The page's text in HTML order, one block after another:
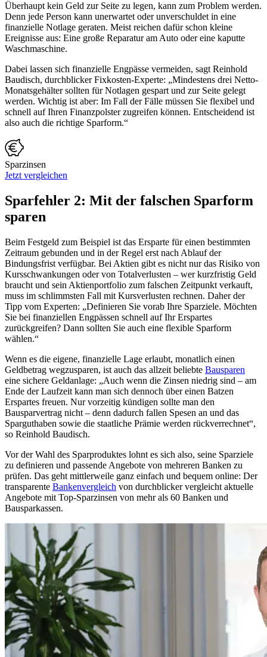
Überhaupt kein Geld zur Seite zu legen, kann zum Problem werden.
Denn jede Person kann unerwartet oder unverschuldet in eine
finanzielle Notlage geraten. Meist reichen dafür schon kleine
Ereignisse aus: Eine große Reparatur am Auto oder eine kaputte
Waschmaschine.
Dabei lassen sich finanzielle Engpässe vermeiden, sagt Reinhold
Baudisch, durchblicker Fixkosten-Experte: „Mindestens drei Netto-
Monatsgehälter sollten für Notlagen gespart und zur Seite gelegt
werden. Wichtig ist aber: Im Fall der Fälle müssen Sie flexibel und
schnell auf Ihren Finanzpolster zugreifen können. Entscheidend ist
also auch die richtige Sparform.“
Sparzinsen
Jetzt vergleichen
Sparfehler 2: Mit der falschen Sparform
sparen
Beim Festgeld zum Beispiel ist das Ersparte für einen bestimmten
Zeitraum gebunden und in der Regel erst nach Ablauf der
Bindungsfrist verfügbar. Bei Aktien gibt es nicht nur das Risiko von
Kursschwankungen oder von Totalverlusten – wer kurzfristig Geld
braucht und sein Aktienportfolio zum falschen Zeitpunkt verkauft,
muss im schlimmsten Fall mit Kursverlusten rechnen. Daher der
Tipp vom Experten: „Definieren Sie vorab Ihre Sparziele. Möchten
Sie bei finanziellen Engpässen schnell auf Ihr Erspartes
zurückgreifen? Dann sollten Sie auch eine flexible Sparform
wählen.“
Wenn es die eigene, finanzielle Lage erlaubt, monatlich einen
Geldbetrag wegzusparen, ist auch das allzeit beliebte Bausparen
eine sichere Geldanlage: „Auch wenn die Zinsen niedrig sind – am
Ende der Laufzeit kann man sich dennoch über einen Batzen
Erspartes freuen. Nur vorzeitig kündigen sollte man den
Bausparvertrag nicht – denn dadurch fallen Spesen an und das
Sparguthaben sowie die staatliche Prämie werden rückverrechnet“,
so Reinhold Baudisch.
Vor der Wahl des Sparproduktes lohnt es sich also, seine Sparziele
zu definieren und passende Angebote von mehreren Banken zu
prüfen. Das geht mittlerweile ganz einfach und bequem online: Der
transparente Bankenvergleich von durchblicker vergleicht aktuelle
Angebote mit Top-Sparzinsen von mehr als 60 Banken und
Bausparkassen.